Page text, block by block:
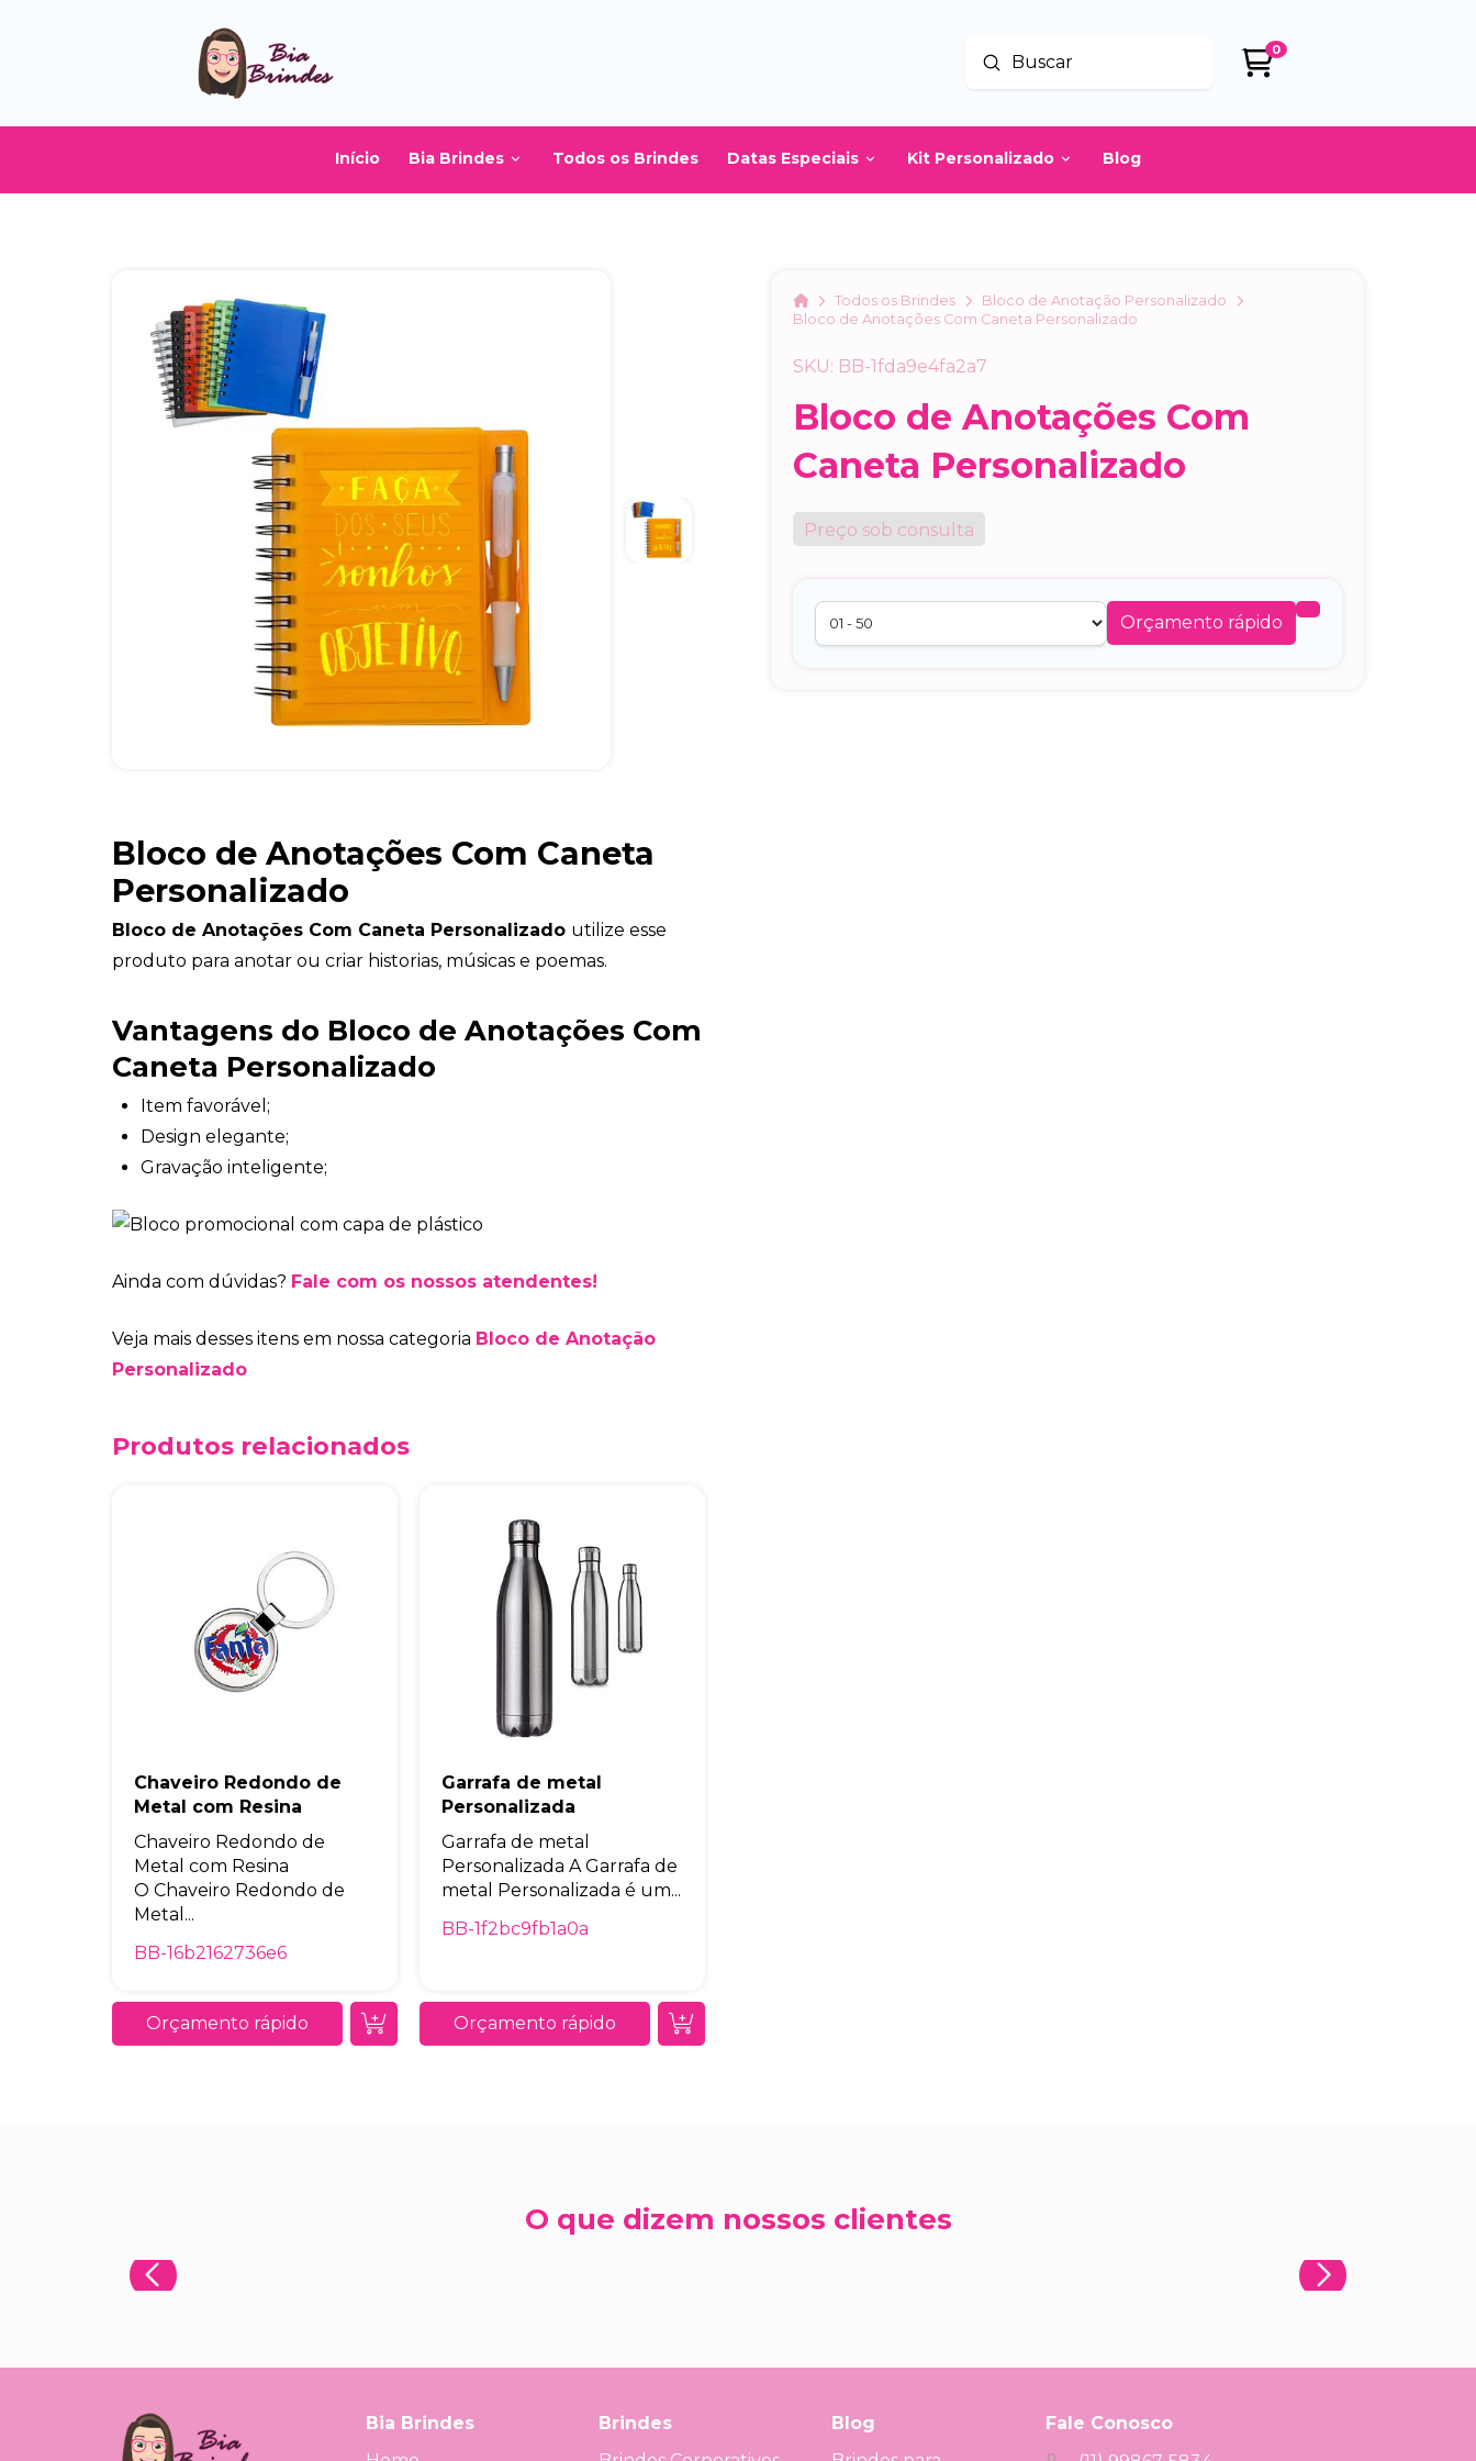
Buscar
Enviar
0
Início Bia Brindes Todos os Brindes Datas Especiais Kit Personalizado Blog
HomeTodos os Brindes
Bloco de Anotação Personalizado
Bloco de Anotações Com Caneta Personalizado
SKU: BB-1fda9e4fa2a7
Bloco de Anotações Com
Caneta Personalizado
Preço sob consulta
Orçamento rápido
Bloco de Anotações Com Caneta
Personalizado
Bloco de Anotações Com Caneta Personalizado utilize esse
produto para anotar ou criar historias, músicas e poemas.
Vantagens do Bloco de Anotações Com
Caneta Personalizado
Item favorável;
Design elegante;
Gravação inteligente;
Ainda com dúvidas? Fale com os nossos atendentes!
Veja mais desses itens em nossa categoria Bloco de Anotação
Personalizado
Produtos relacionados
Chaveiro Redondo de
Metal com Resina
Chaveiro Redondo de
Metal com Resina
O Chaveiro Redondo de
Metal...
BB-16b2162736e6
Orçamento rápido
Garrafa de metal
Personalizada
Garrafa de metal
Personalizada A Garrafa de
metal Personalizada é um...
BB-1f2bc9fb1a0a
Orçamento rápido
O que dizem nossos clientes
Bia Brindes
Brindes
Blog
Fale Conosco
Eu concordo em receber comunicações.
A nossa empresa está comprometida a proteger e respeitar sua
privacidade, utilizaremos seus dados apenas para fins de
marketing. Você pode alterar suas preferências a qualquer